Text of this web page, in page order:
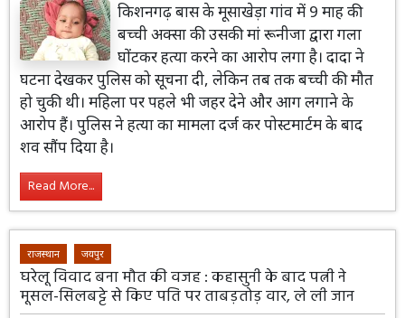
किशनगढ़ बास के मूसाखेड़ा गांव में 9 माह की
बच्ची अक्सा की उसकी मां रूनीजा द्वारा गला
घोंटकर हत्या करने का आरोप लगा है। दादा ने
घटना देखकर पुलिस को सूचना दी, लेकिन तब तक बच्ची की मौत
हो चुकी थी। महिला पर पहले भी जहर देने और आग लगाने के
आरोप हैं। पुलिस ने हत्या का मामला दर्ज कर पोस्टमार्टम के बाद
शव सौंप दिया है।
Read More...
राजस्थान जयपुर
घरेलू विवाद बना मौत की वजह : कहासुनी के बाद पत्नी ने
मूसल-सिलबट्टे से किए पति पर ताबड़तोड़ वार, ले ली जान